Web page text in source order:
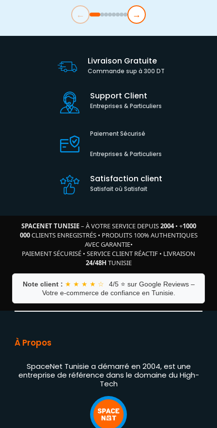
← →
Livraison Gratuite
Commande sup à 300 DT
Support Client
Entreprises & Particuliers
Paiement Sécurisé
Entreprises & Particuliers
Satisfaction client
Satisfait où Satisfait
SPACENET TUNISIE– À VOTRE SERVICE DEPUIS2004• +1000
000CLIENTS ENREGISTRÉS• PRODUITS 100% AUTHENTIQUES
AVEC GARANTIE•
PAIEMENT SÉCURISÉ • SERVICE CLIENT RÉACTIF • LIVRAISON
24/48H TUNISIE
Note client : ★ ★ ★ ★ ☆
4/5 ⭐ sur Google Reviews –
Votre e-commerce de confiance en Tunisie.
À Propos
SpaceNet Tunisie a démarré en 2004, est une
entreprise de référence dans le domaine du High-
Tech